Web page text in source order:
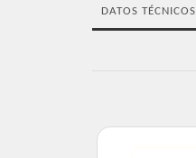
DATOS TÉCNICOS